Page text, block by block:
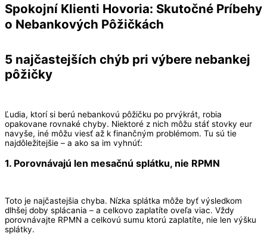
Spokojní Klienti Hovoria: Skutočné Príbehy
o Nebankových Pôžičkách
5 najčastejších chýb pri výbere nebankej
pôžičky
Ľudia, ktorí si berú nebankovú pôžičku po prvýkrát, robia
opakovane rovnaké chyby. Niektoré z nich môžu stáť stovky eur
navyše, iné môžu viesť až k finančným problémom. Tu sú tie
najdôležitejšie – a ako sa im vyhnúť:
1. Porovnávajú len mesačnú splátku, nie RPMN
Toto je najčastejšia chyba. Nízka splátka môže byť výsledkom
dlhšej doby splácania – a celkovo zaplatíte oveľa viac. Vždy
porovnávajte RPMN a celkovú sumu ktorú zaplatíte, nie len výšku
splátky.